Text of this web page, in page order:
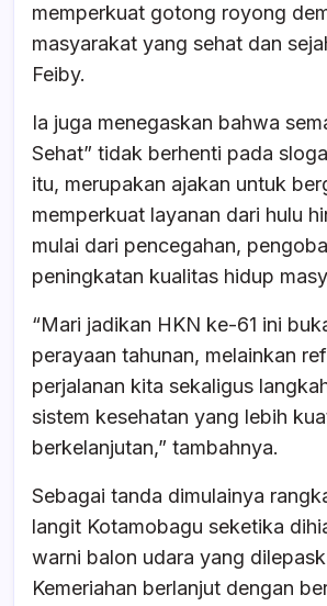
memperkuat gotong royong
masyarakat yang sehat dan
Feiby.
Ia juga menegaskan bahwa
Sehat” tidak berhenti pada
itu, merupakan ajakan untuk
memperkuat layanan dari hulu
mulai dari pencegahan,
peningkatan kualitas hidup
“Mari jadikan HKN ke-61 ini
perayaan tahunan, melainkan
perjalanan kita sekaligus
sistem kesehatan yang lebih
berkelanjutan,” tambahnya.
Sebagai tanda dimulainya
langit Kotamobagu seketika
warni balon udara yang
Kemeriahan berlanjut dengan